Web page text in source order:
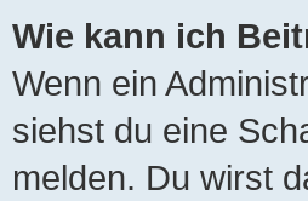
Wie kann ich
Wenn ein
siehst du eine
melden. Du wirst